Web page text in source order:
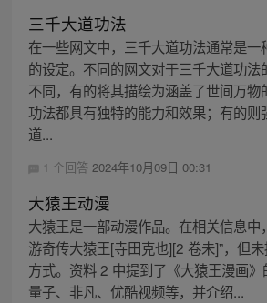
三千大道功法
在一些网文中，三千大道功法通常是一
的设定。不同的网文对于三千大道功法
不同，有的将其描绘为涵盖了世间万物
功法都具有独特的能力和效果；有的则
道...
1 个回答 2024年10月09日 00:31
大猿王动漫
大猿王是一部动漫作品。在相关信息中
游奇传大猿王[寺田克也][2 卷未]”，但
方式。资料 2 中提到了《大猿王漫画
量子、非凡、优酷视频等，并介绍...